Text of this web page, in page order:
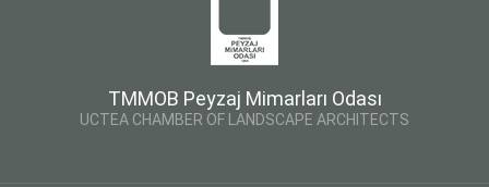
TMMOB Peyzaj Mimarları Odası
UCTEA CHAMBER OF LANDSCAPE ARCHITECTS